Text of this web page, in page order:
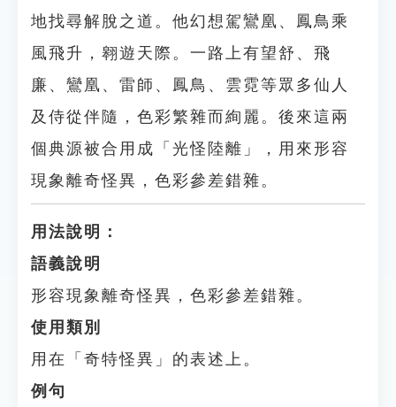
地找尋解脫之道。他幻想駕鸞凰、鳳鳥乘
風飛升，翱遊天際。一路上有望舒、飛
廉、鸞凰、雷師、鳳鳥、雲霓等眾多仙人
及侍從伴隨，色彩繁雜而絢麗。後來這兩
個典源被合用成「光怪陸離」，用來形容
現象離奇怪異，色彩參差錯雜。
用法說明：
語義說明
形容現象離奇怪異，色彩參差錯雜。
使用類別
用在「奇特怪異」的表述上。
例句